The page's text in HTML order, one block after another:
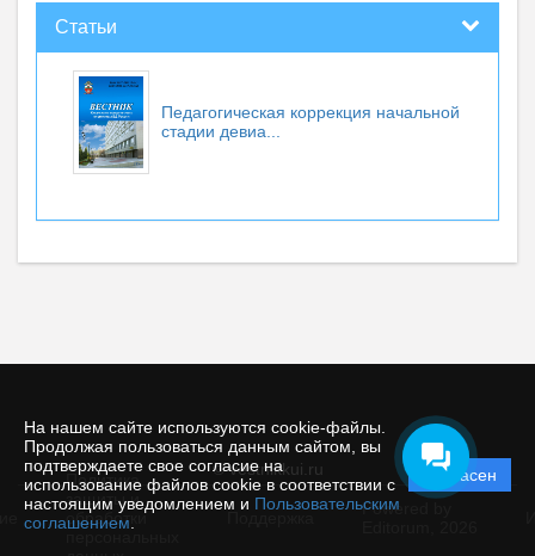
На нашем сайте используются cookie-файлы.
Продолжая пользоваться данным сайтом, вы
подтверждаете свое согласие на
использование файлов cookie в соответствии с
настоящим уведомлением и Пользовательским
соглашением
Согласен
Статьи
Педагогическая коррекция начальной
стадии девиа...
© vestnikkui.ru
Политика
защиты и
обработки
Powered by